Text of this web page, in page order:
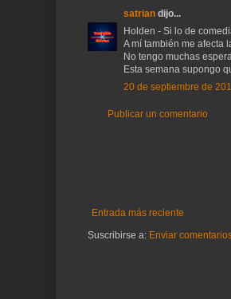
satrian dijo...
Holden - Si lo de
A mí también me afecta
No tengo muchas
Esta semana supongo
20 de septiembre de
Publicar un comentario
Entrada más reciente
Suscribirse a: Enviar